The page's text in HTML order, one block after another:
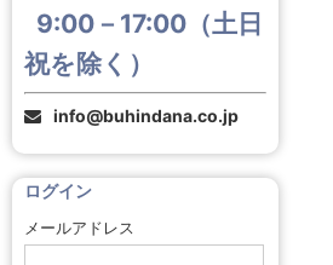
9:00－17:00（土日
祝を除く）
info@buhindana.co.jp
ログイン
メールアドレス